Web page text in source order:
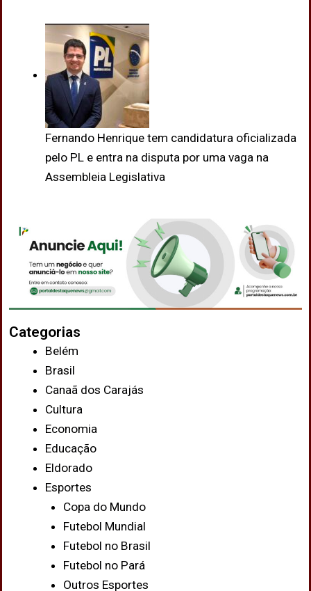
Fernando Henrique tem candidatura oficializada
pelo PL e entra na disputa por uma vaga na
Assembleia Legislativa
Categorias
Belém
Brasil
Canaã dos Carajás
Cultura
Economia
Educação
Eldorado
Esportes
Copa do Mundo
Futebol Mundial
Futebol no Brasil
Futebol no Pará
Outros Esportes